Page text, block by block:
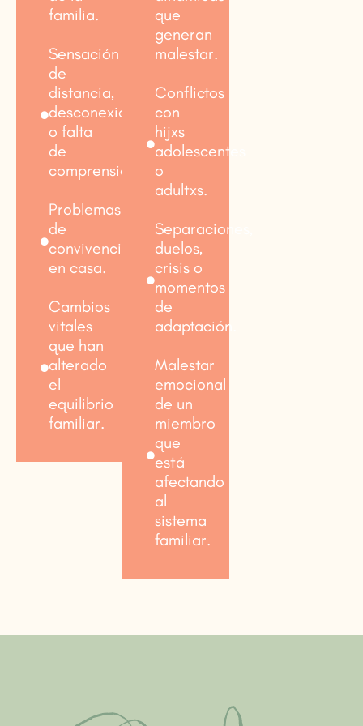
familia.
Sensación
de
distancia,
desconexión
o falta
de
comprensión.
Problemas
de
convivencia
en casa.
Cambios
vitales
que han
alterado
el
equilibrio
familiar.
que
generan
malestar.
Conflictos
con
hijxs
adolescentes
o
adultxs.
Separaciones,
duelos,
crisis o
momentos
de
adaptación.
Malestar
emocional
de un
miembro
que
está
afectando
al
sistema
familiar.